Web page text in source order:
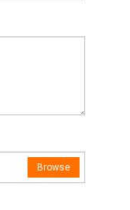
Browse